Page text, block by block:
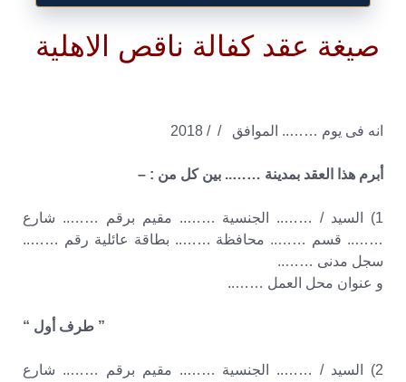
صيغة عقد كفالة ناقص الاهلية
انه فى يوم …….. الموافق / / 2018
أبرم هذا العقد بمدينة …….. بين كل من : –
1) السيد / …….. الجنسية …….. مقيم برقم …….. شارع
…….. قسم …….. محافظة …….. بطاقة عائلية رقم ……..
سجل مدنى ……..
و عنوان محل العمل ……..
” طرف أول “
2) السيد / …….. الجنسية …….. مقيم برقم …….. شارع